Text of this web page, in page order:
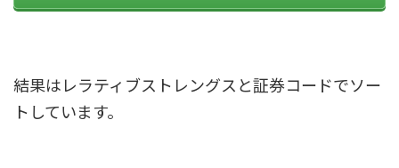
結果はレラティブストレングスと証券コードでソー
トしています。